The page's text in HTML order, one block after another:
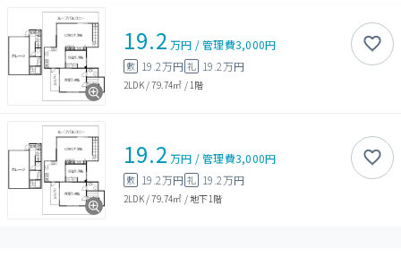
19.2 万円 /管理費3,000円
敷 19.2万円 礼 19.2万円
2LDK/79.74㎡ / 1階
19.2 万円 /管理費3,000円
敷 19.2万円 礼 19.2万円
2LDK/79.74㎡ /地下1階